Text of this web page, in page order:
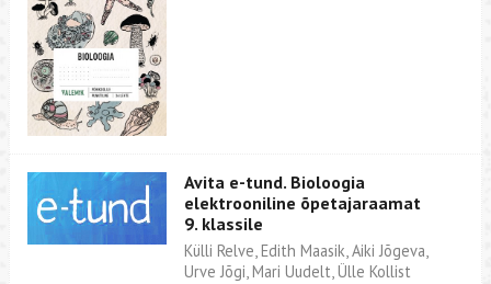
Avita e-tund. Bioloogia
elektrooniline õpetajaraamat
9. klassile
Külli Relve, Edith Maasik, Aiki Jõgeva,
Urve Jõgi, Mari Uudelt, Ülle Kollist